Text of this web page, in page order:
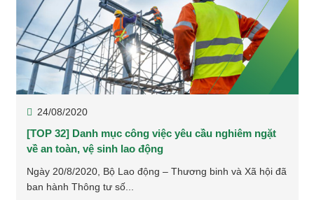
24/08/2020
[TOP 32] Danh mục công việc yêu cầu nghiêm ngặt
về an toàn, vệ sinh lao động
Ngày 20/8/2020, Bộ Lao động – Thương binh và Xã hội đã
ban hành Thông tư số...